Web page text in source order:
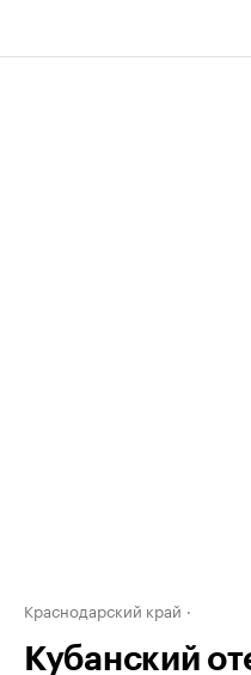
Краснодарский край
Кубанский